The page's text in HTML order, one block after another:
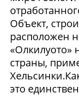
Объект,
расположен
«Олкилуото»
страны,
это